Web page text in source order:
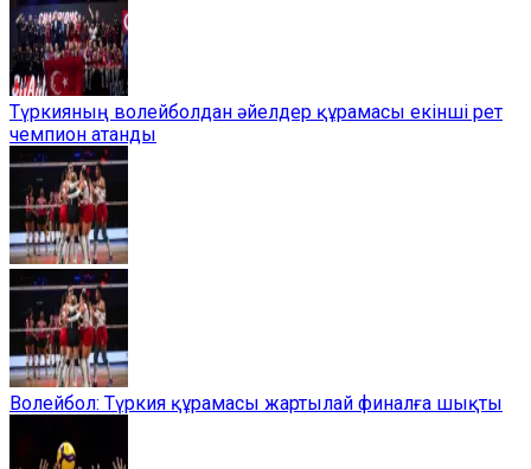
Түркияның волейболдан әйелдер құрамасы екінші рет
чемпион атанды
Волейбол: Түркия құрамасы жартылай финалға шықты